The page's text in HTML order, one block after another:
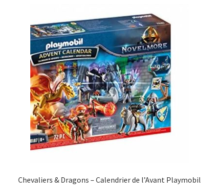
Chevaliers & Dragons – Calendrier de l’Avant Playmobil